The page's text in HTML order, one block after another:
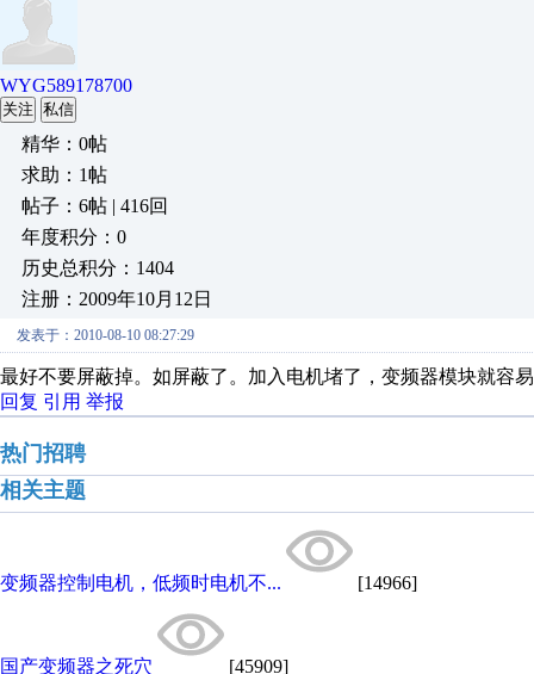
WYG589178700
关注 私信
精华：0帖
求助：1帖
帖子：6帖 | 416回
年度积分：0
历史总积分：1404
注册：2009年10月12日
发表于：2010-08-10 08:27:29
最好不要屏蔽掉。如屏蔽了。加入电机堵了，变频器模块就容
回复 引用 举报
热门招聘
相关主题
变频器控制电机，低频时电机不... [14966]
国产变频器之死穴 [45909]